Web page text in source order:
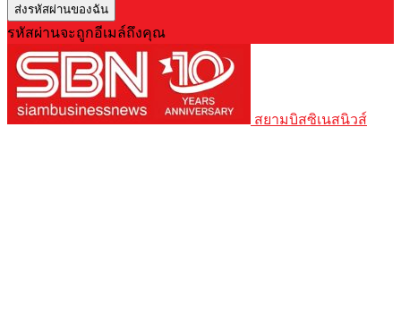
รหัสผ่านจะถูกอีเมล์ถึงคุณ
สยามบิสซิเนสนิวส์